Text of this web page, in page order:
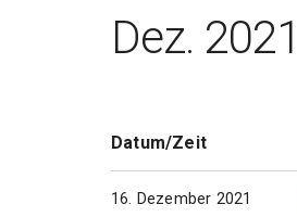
Dez. 2021
Datum/Zeit
16. Dezember 2021